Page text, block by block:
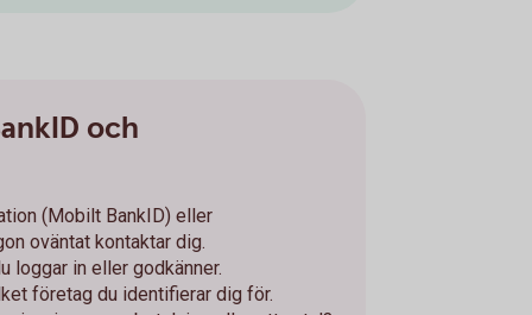
och
(Mobilt BankID) eller
oväntat kontaktar dig.
loggar in eller godkänner.
företag du identifierar dig för.